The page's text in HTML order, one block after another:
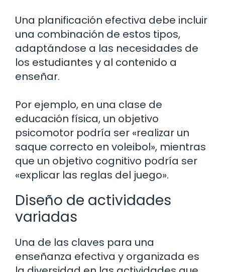
Una planificación efectiva debe incluir
una combinación de estos tipos,
adaptándose a las necesidades de
los estudiantes y al contenido a
enseñar.
Por ejemplo, en una clase de
educación física, un objetivo
psicomotor podría ser «realizar un
saque correcto en voleibol», mientras
que un objetivo cognitivo podría ser
«explicar las reglas del juego».
Diseño de actividades
variadas
Una de las claves para una
enseñanza efectiva y organizada es